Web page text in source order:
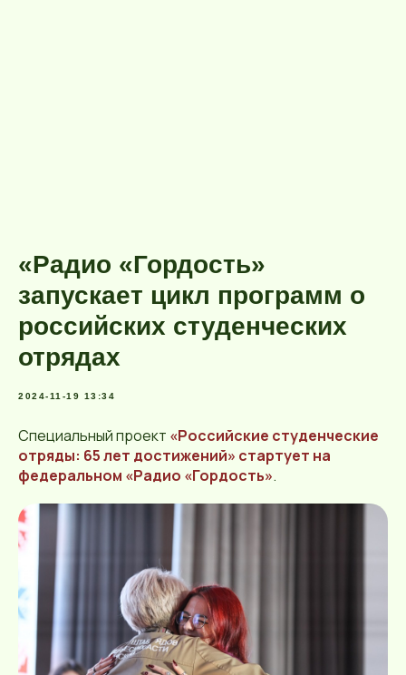
«Радио «Гордость»
запускает цикл программ о
российских студенческих
отрядах
2024-11-19 13:34
Специальный проект «Российские студенческие
отряды: 65 лет достижений» стартует на
федеральном «Радио «Гордость».